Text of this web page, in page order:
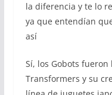
la diferencia y te lo
ya que entendían
así
Sí, los Gobots
Transformers y su